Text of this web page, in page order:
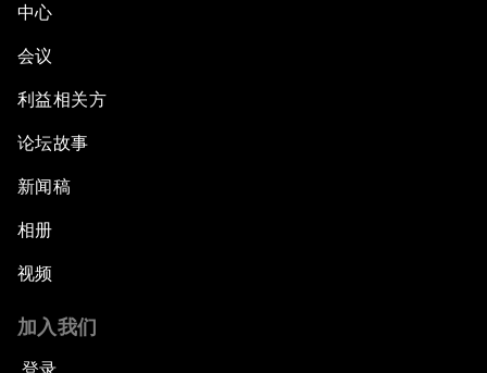
中心
会议
利益相关方
论坛故事
新闻稿
相册
视频
加入我们